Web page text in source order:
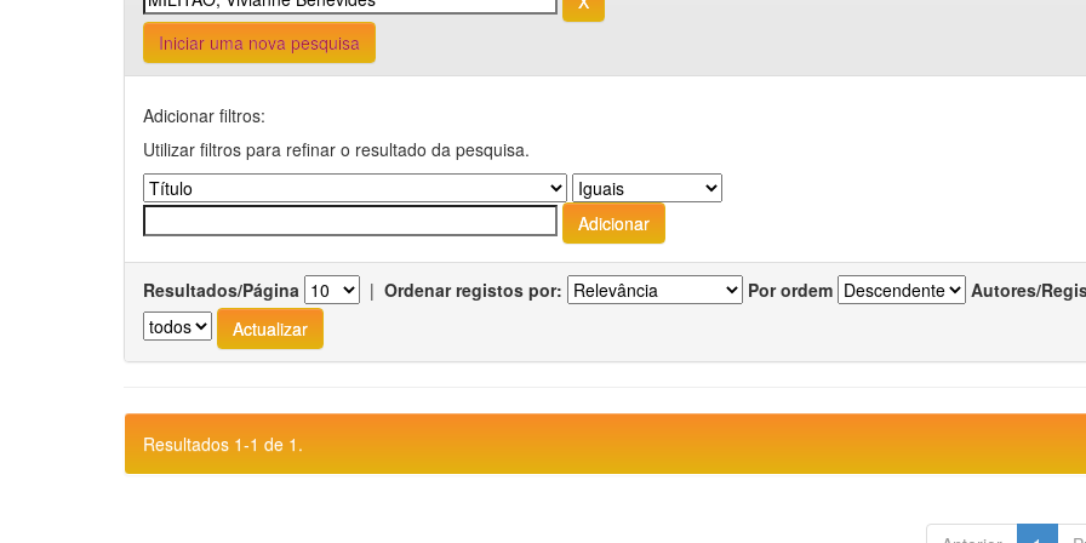
Iniciar uma nova pesquisa
Adicionar filtros:
Utilizar filtros para refinar o resultado da pesquisa.
Resultados/Página | Ordenar registos por: Por ordem Autores/
Resultados 1-1 de 1.